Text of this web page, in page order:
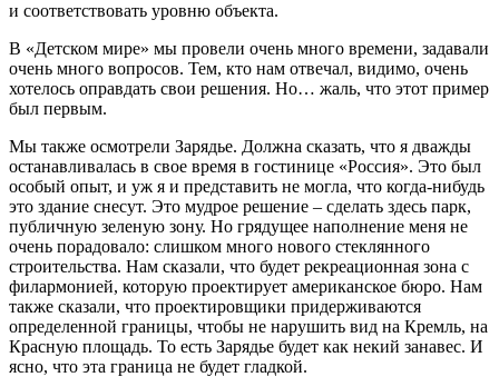
и соответствовать уровню объекта.
В «Детском мире» мы провели очень много времени, задавали
очень много вопросов. Тем, кто нам отвечал, видимо, очень
хотелось оправдать свои решения. Но… жаль, что этот пример
был первым.
Мы также осмотрели Зарядье. Должна сказать, что я дважды
останавливалась в свое время в гостинице «Россия». Это был
особый опыт, и уж я и представить не могла, что когда-нибудь
это здание снесут. Это мудрое решение – сделать здесь парк,
публичную зеленую зону. Но грядущее наполнение меня не
очень порадовало: слишком много нового стеклянного
строительства. Нам сказали, что будет рекреационная зона с
филармонией, которую проектирует американское бюро. Нам
также сказали, что проектировщики придерживаются
определенной границы, чтобы не нарушить вид на Кремль, на
Красную площадь. То есть Зарядье будет как некий занавес. И
ясно, что эта граница не будет гладкой.